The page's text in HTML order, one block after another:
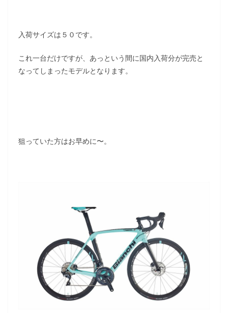
入荷サイズは５０です。
これ一台だけですが、あっという間に国内入荷分が完売と
なってしまったモデルとなります。
狙っていた方はお早めに〜。